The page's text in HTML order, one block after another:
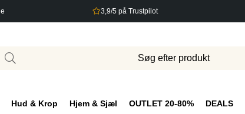
3,9/5 på Trustpilot
Hud & Krop Hjem & Sjæl OUTLET 20-80% DEALS